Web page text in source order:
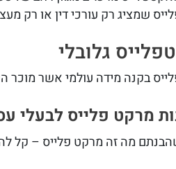
שמציג רק עורכי דין או רק
גלובלי
בקנה מידה עולמי אשר מוכר
מרקט פלייס לבעלי
מה זה מרקט פלייס – קל